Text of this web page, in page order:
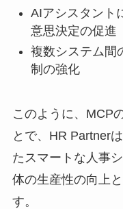
AIアシスタント
意思決定の促進
複数システム間
制の強化
このように、MCP
とで、HR Partner
たスマートな人事
体の生産性の向上
す。